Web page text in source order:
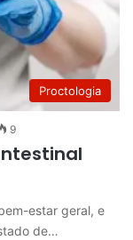
Proctologia
9
estar geral, e
de…